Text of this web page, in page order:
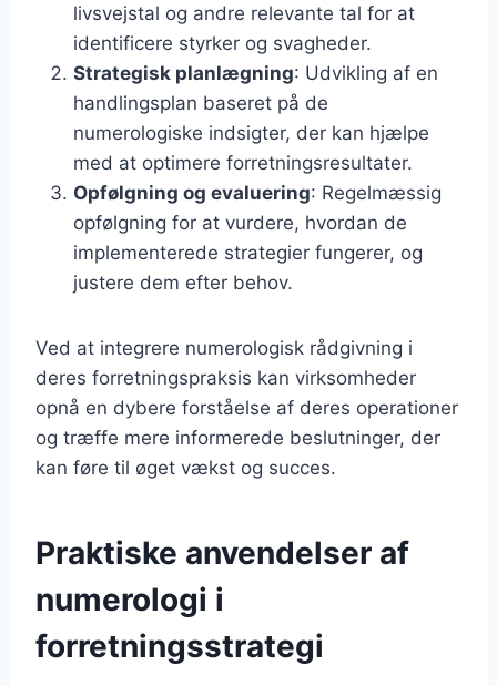
livsvejstal og andre relevante tal for at
identificere styrker og svagheder.
Strategisk planlægning: Udvikling af en
handlingsplan baseret på de
numerologiske indsigter, der kan hjælpe
med at optimere forretningsresultater.
Opfølgning og evaluering: Regelmæssig
opfølgning for at vurdere, hvordan de
implementerede strategier fungerer, og
justere dem efter behov.
Ved at integrere numerologisk rådgivning i
deres forretningspraksis kan virksomheder
opnå en dybere forståelse af deres operationer
og træffe mere informerede beslutninger, der
kan føre til øget vækst og succes.
Praktiske anvendelser af
numerologi i
forretningsstrategi